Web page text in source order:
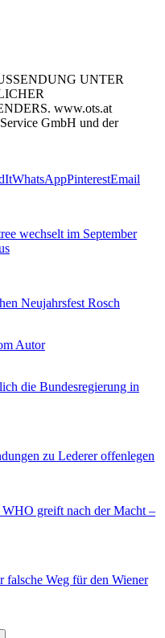
UNTER
www.ots.at
GmbH und der
WhatsAppPinterestEmail
wechselt im September
Neujahrsfest Rosch
Autor
die Bundesregierung in
zu Lederer offenlegen
greift nach der Macht –
Weg für den Wiener